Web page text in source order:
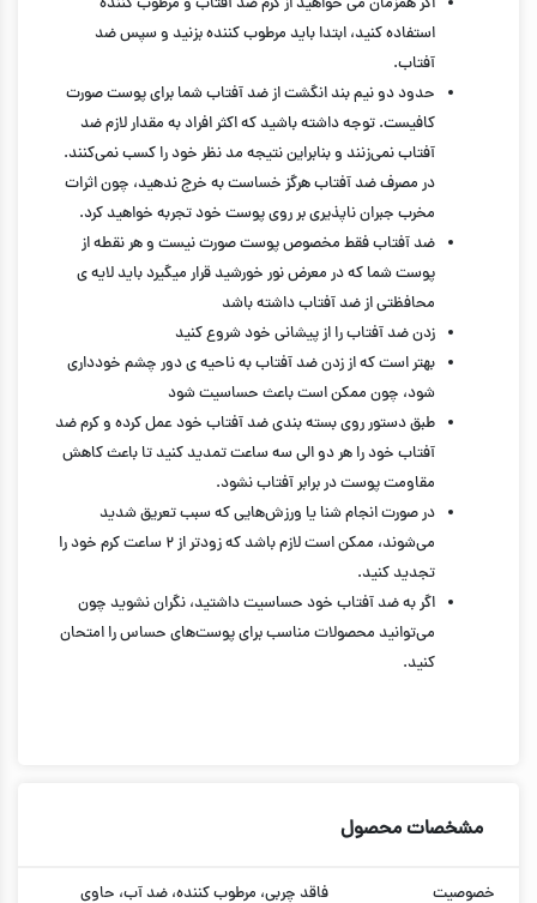
اگر همزمان می خواهید از کرم ضد آفتاب و مرطوب کننده
استفاده کنید، ابتدا باید مرطوب کننده بزنید و سپس ضد
آفتاب.
حدود دو نیم بند انگشت از ضد آفتاب شما برای پوست صورت
کافیست. توجه داشته باشید که اکثر افراد به مقدار لازم ضد
آفتاب نمی‌زنند و بنابراین نتیجه مد نظر خود را کسب نمی‌کنند.
در مصرف ضد آفتاب هرگز خساست به خرج ندهید، چون اثرات
مخرب جبران ناپذیری بر روی پوست خود تجربه خواهید کرد.
ضد آفتاب فقط مخصوص پوست صورت نیست و هر نقطه از
پوست شما که در معرض نور خورشید قرار میگیرد باید لایه ی
محافظتی از ضد آفتاب داشته باشد
زدن ضد آفتاب را از پیشانی خود شروع کنید
بهتر است که از زدن ضد آفتاب به ناحیه ی دور چشم خودداری
شود، چون ممکن است باعث حساسیت شود
طبق دستور روی بسته بندی ضد آفتاب خود عمل کرده و کرم ضد
آفتاب خود را هر دو الی سه ساعت تمدید کنید تا باعث کاهش
مقاومت پوست در برابر آفتاب نشود.
در صورت انجام شنا یا ورزش‌هایی که سبب تعریق شدید
می‌شوند، ممکن است لازم باشد که زودتر از ۲ ساعت کرم خود را
تجدید کنید.
اگر به ضد آفتاب خود حساسیت داشتید، نگران نشوید چون
می‌توانید محصولات مناسب برای پوست‌های حساس را امتحان
کنید.
مشخصات محصول
خصوصیت
فاقد چربی، مرطوب کننده، ضد آب، حاوی